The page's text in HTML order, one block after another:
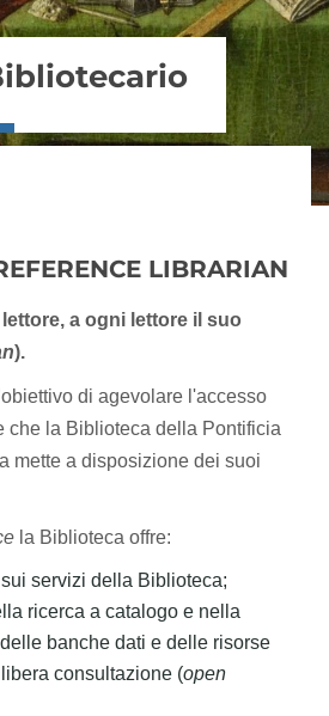
LIBRARIAN
a ogni lettore il suo
).
di agevolare l'accesso
che la Biblioteca della Pontificia
mette a disposizione dei suoi
la Biblioteca offre:
sui servizi della Biblioteca;
ricerca a catalogo e nella
banche dati e delle risorse
consultazione (open